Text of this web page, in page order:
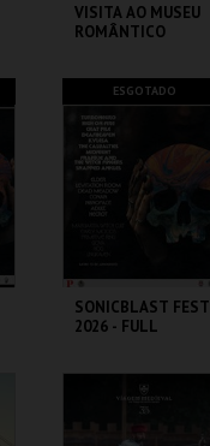
VISITA AO MUSEU
ROMÂNTICO
MUSEU ROMÂNTICO
MAIS INFO
COMPRAR
ESGOTADO
SONICBLAST FEST
2026 - FULL
PRAIA DUNA DO
CALDEIRÃO